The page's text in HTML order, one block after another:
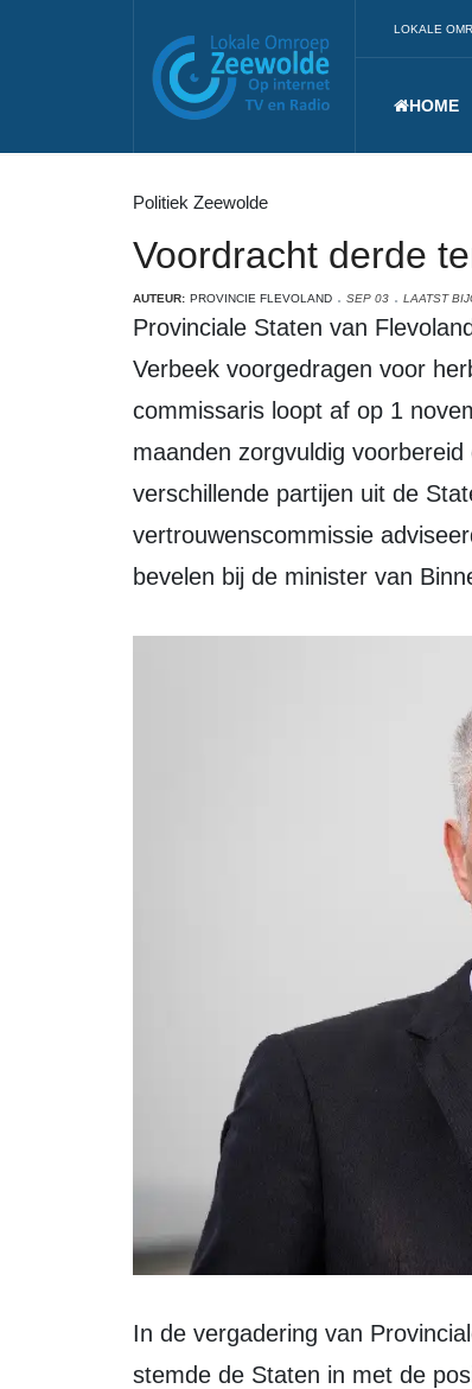
LOKALE
HOME
Politiek Zeewolde
Voordracht derde
AUTEUR: PROVINCIE FLEVOLAND SEP 03 LAATST
Provinciale Staten van Flevoland hebben commissaris van de Koning Leen
Verbeek voorgedragen voor
commissaris loopt af op 1
maanden zorgvuldig
verschillende partijen uit de
vertrouwenscommissie
bevelen bij de minister van
In de vergadering van Provinciale Staten van woensdag 2 september 2020
stemde de Staten in met de